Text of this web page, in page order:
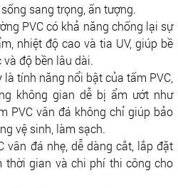
sang trọng, ấn tượng.
PVC có khả năng chống lại sự
nhiệt độ cao và tia UV, giúp bề
độ bền lâu dài.
tính năng nổi bật của tấm PVC,
không gian dễ bị ẩm ướt như
PVC vân đá không chỉ giúp bảo
vệ sinh, làm sạch.
vân đá nhẹ, dễ dàng cắt, lắp đặt
thời gian và chi phí thi công cho